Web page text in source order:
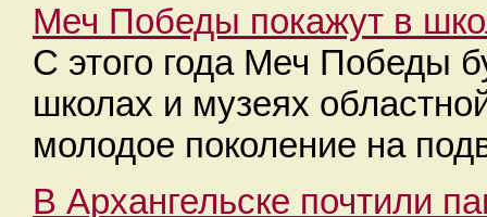
Меч Победы покажут в
С этого года Меч Победы
школах и музеях
молодое поколение на
В Архангельске почтили